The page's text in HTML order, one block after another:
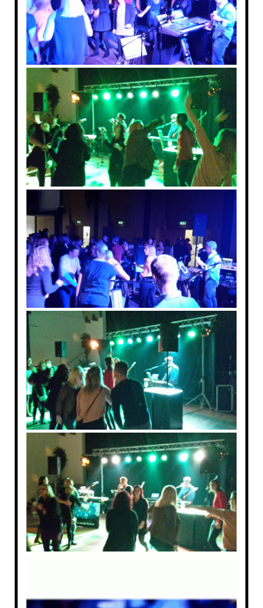
DIE STARTUP BAND IN STADTLOHN
DIE STARTUP BAND IN AHLEN
DIE STARTUP BAND IN REKEN
DIE STARTUP BAND IN VELEN
DIE STARTUP BAND IN HEIDEN
DIE STARTUP BAND IN RAESFELD
DIE STARTUP BAND IN GESCHER
DIE STARTUP BAND IN GRONAU
DIE STARTUP BAND IN NOTTULN
DIE STARTUP BAND IN NRW
IHRE HOCHZEITSBAND IN NRW
DIE STARTUP BAND IN MÜNSTER
SCHÜTZENFESTBAND NRW
SCHUETZENFESTBAND NRW
SCHÜTZENFESTBAND SAUERLAND
SCHÜTZENFESTBAND EMSLAND